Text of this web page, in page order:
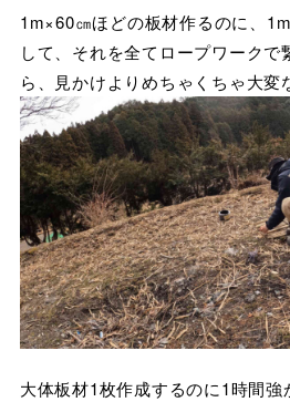
1m×60㎝ほどの板材作るのに、
して、それを全てロープワーク
ら、見かけよりめちゃくちゃ大変
大体板材1枚作成するのに1時間